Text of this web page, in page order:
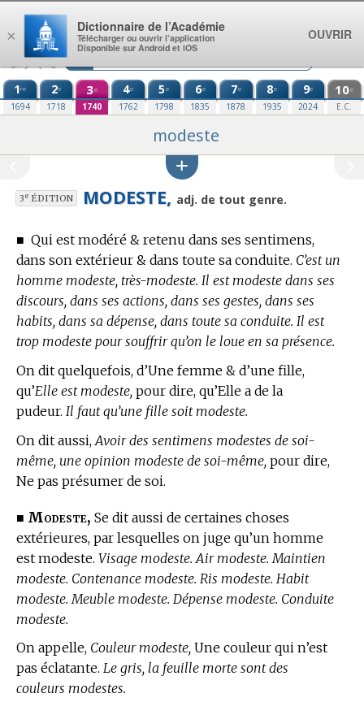
Aller au contenu
1re
1694
2e
1718
3e
1740
4e
1762
5e
1798
6e
1835
7e
1878
8e
1935
9e
2024
10e
E.C.
modeste
3eÉDITION MODESTE, adj. de tout genre.
■ Qui est modéré & retenu dans ses sentimens,
dans son extérieur & dans toute sa conduite. C’est un
homme modeste, très-modeste. Il est modeste dans ses
discours, dans ses actions, dans ses gestes, dans ses
habits, dans sa dépense, dans toute sa conduite. Il est
trop modeste pour souffrir qu’on le loue en sa présence.
On dit quelquefois, d’Une femme & d’une fille,
qu’Elle est modeste, pour dire, qu’Elle a de la
pudeur. Il faut qu’une fille soit modeste.
On dit aussi, Avoir des sentimens modestes de soi-
même, une opinion modeste de soi-même, pour dire,
Ne pas présumer de soi.
■ Modeste, Se dit aussi de certaines choses
extérieures, par lesquelles on juge qu’un homme
est modeste. Visage modeste. Air modeste. Maintien
modeste. Contenance modeste. Ris modeste. Habit
modeste. Meuble modeste. Dépense modeste. Conduite
modeste.
On appelle, Couleur modeste, Une couleur qui n’est
pas éclatante. Le gris, la feuille morte sont des
couleurs modestes.
×
Dictionnaire de l’Académie
Télécharger ou ouvrir l’application
Disponible sur Android et iOS
OUVRIR